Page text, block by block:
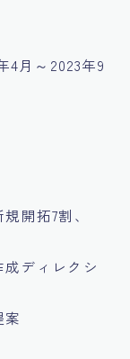
4月～2023年9
開拓7割、
ディレクシ
案